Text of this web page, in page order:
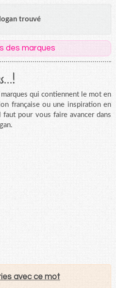
trouvé
des marques
qui contiennent le mot en
française ou une inspiration en
pour vous faire avancer dans
avec ce mot